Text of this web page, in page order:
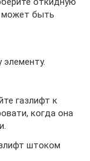
может быть
элементу.
газлифт к
когда она
штоком